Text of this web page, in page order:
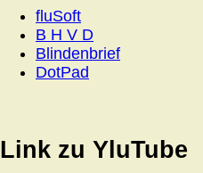
fluSoft
B H V D
Blindenbrief
DotPad
Link zu YluTube